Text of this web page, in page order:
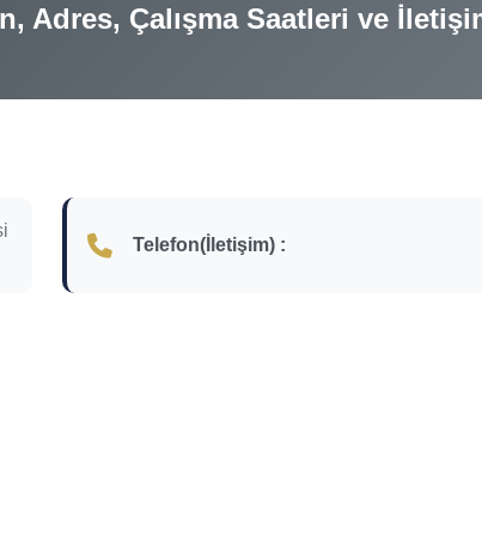
Adres, Çalışma Saatleri ve
Telefon(İletişim) :